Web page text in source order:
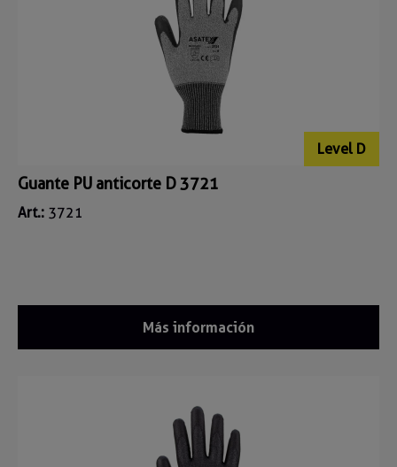
Level D
Guante PU anticorte D 3721
Art.: 3721
Más información